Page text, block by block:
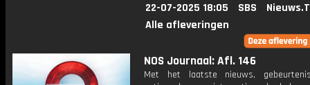
22-07-2025 18:05 SBS
Alle afleveringen
NOS Journaal: Afl. 146
Met het laatste nieuws,